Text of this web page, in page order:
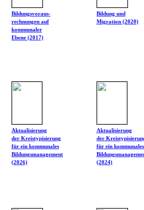
Bildungsvoraus-
rechnungen auf
kommunaler
Ebene (2017)
Bildung und
Migration (2020)
Aktualisierung
der Kreistypisierung
für ein kommunales
Bildungsmanagement
(2026)
Aktualisierung
der
für ein kommunales
(2024)